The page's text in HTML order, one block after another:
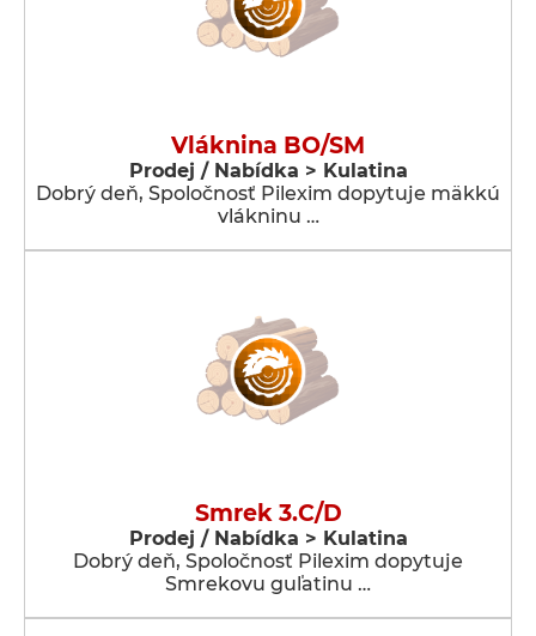
Vláknina BO/SM
Prodej / Nabídka > Kulatina
Dobrý deň, Spoločnosť Pilexim dopytuje mäkkú
vlákninu …
Smrek 3.C/D
Prodej / Nabídka > Kulatina
Dobrý deň, Spoločnosť Pilexim dopytuje
Smrekovu guľatinu …